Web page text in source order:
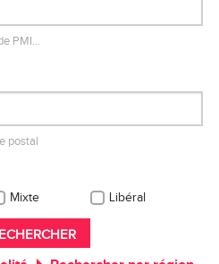
PMI…
postal
Mixte Libéral